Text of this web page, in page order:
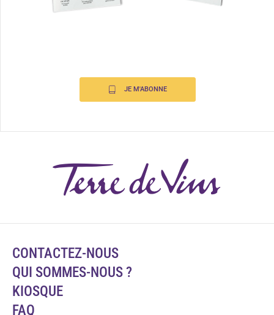
JE M'ABONNE
CONTACTEZ-NOUS
QUI SOMMES-NOUS ?
KIOSQUE
FAQ